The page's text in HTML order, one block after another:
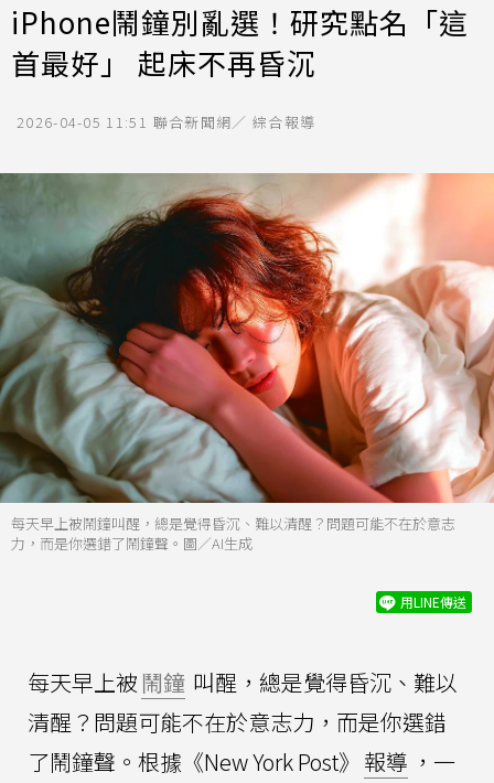
iPhone鬧鐘別亂選！研究點名「這
首最好」 起床不再昏沉
2026-04-05 11:51 聯合新聞網／ 綜合報導
每天早上被鬧鐘叫醒，總是覺得昏沉、難以清醒？問題可能不在於意志
力，而是你選錯了鬧鐘聲。圖／AI生成
用LINE傳送
每天早上被 鬧鐘 叫醒，總是覺得昏沉、難以
清醒？問題可能不在於意志力，而是你選錯
了鬧鐘聲。根據《New York Post》 報導 ，一